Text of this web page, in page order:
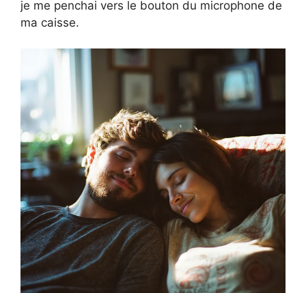
je me penchai vers le bouton du microphone de
ma caisse.